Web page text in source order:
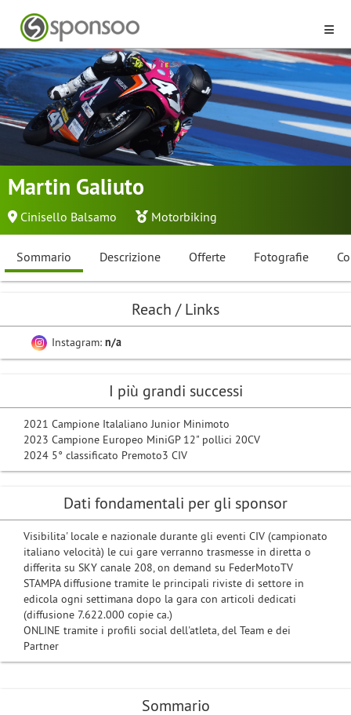
Martin Galiuto
Cinisello Balsamo Motorbiking
Sommario Descrizione Offerte Fotografie
Sommario
Reach / Links
Instagram: n/a
I più grandi successi
2021 Campione Italaliano Junior Minimoto
2023 Campione Europeo MiniGP 12" pollici 20CV
2024 5° classificato Premoto3 CIV
Dati fondamentali per gli sponsor
Visibilita' locale e nazionale durante gli eventi CIV (campionato
italiano velocità) le cui gare verranno trasmesse in diretta o
differita su SKY canale 208, on demand su FederMotoTV
STAMPA diffusione tramite le principali riviste di settore in
edicola ogni settimana dopo la gara con articoli dedicati
(diffusione 7.622.000 copie ca.)
ONLINE tramite i profili social dell'atleta, del Team e dei
Partner